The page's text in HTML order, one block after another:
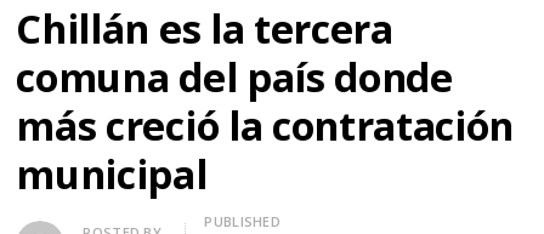
Chillán es la tercera
comuna del país donde
más creció la contratación
municipal
PUBLISHED